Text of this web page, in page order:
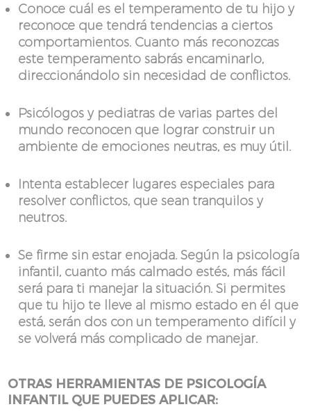
Conoce cuál es el temperamento de tu hijo y
reconoce que tendrá tendencias a ciertos
comportamientos. Cuanto más reconozcas
este temperamento sabrás encaminarlo,
direccionándolo sin necesidad de conflictos.
Psicólogos y pediatras de varias partes del
mundo reconocen que lograr construir un
ambiente de emociones neutras, es muy útil.
Intenta establecer lugares especiales para
resolver conflictos, que sean tranquilos y
neutros.
Se firme sin estar enojada. Según la psicología
infantil, cuanto más calmado estés, más fácil
será para ti manejar la situación. Si permites
que tu hijo te lleve al mismo estado en él que
está, serán dos con un temperamento difícil y
se volverá más complicado de manejar.
OTRAS HERRAMIENTAS DE PSICOLOGÍA
INFANTIL QUE PUEDES APLICAR: